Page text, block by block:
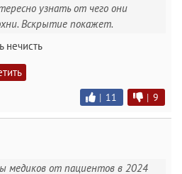
узнать от чего они
Вскрытие покажет.
нечисть
| 11 | 9
медиков от пациентов в 2024